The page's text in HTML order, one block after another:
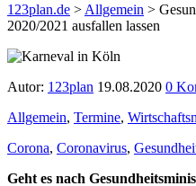
123plan.de > Allgemein >
2020/2021 ausfallen lassen
Autor: 123plan 19.08.2020 0
Allgemein, Termine,
Corona, Coronavirus,
Geht es nach